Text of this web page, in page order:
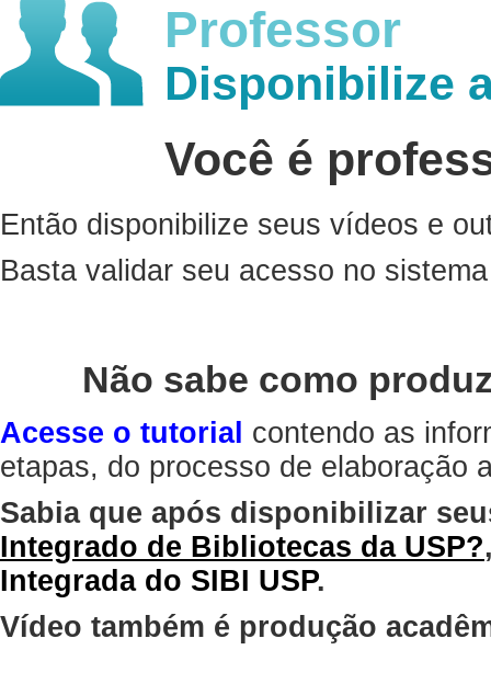
Professor
Disponibilize
Você é
Então disponibilize seus vídeos e
Basta validar seu acesso no
Não sabe como
Acesse o tutorial contendo as
etapas, do processo de elaboração
Sabia que após disponibilizar
Integrado de Bibliotecas da USP?
Integrada do SIBI USP.
Vídeo também é produção